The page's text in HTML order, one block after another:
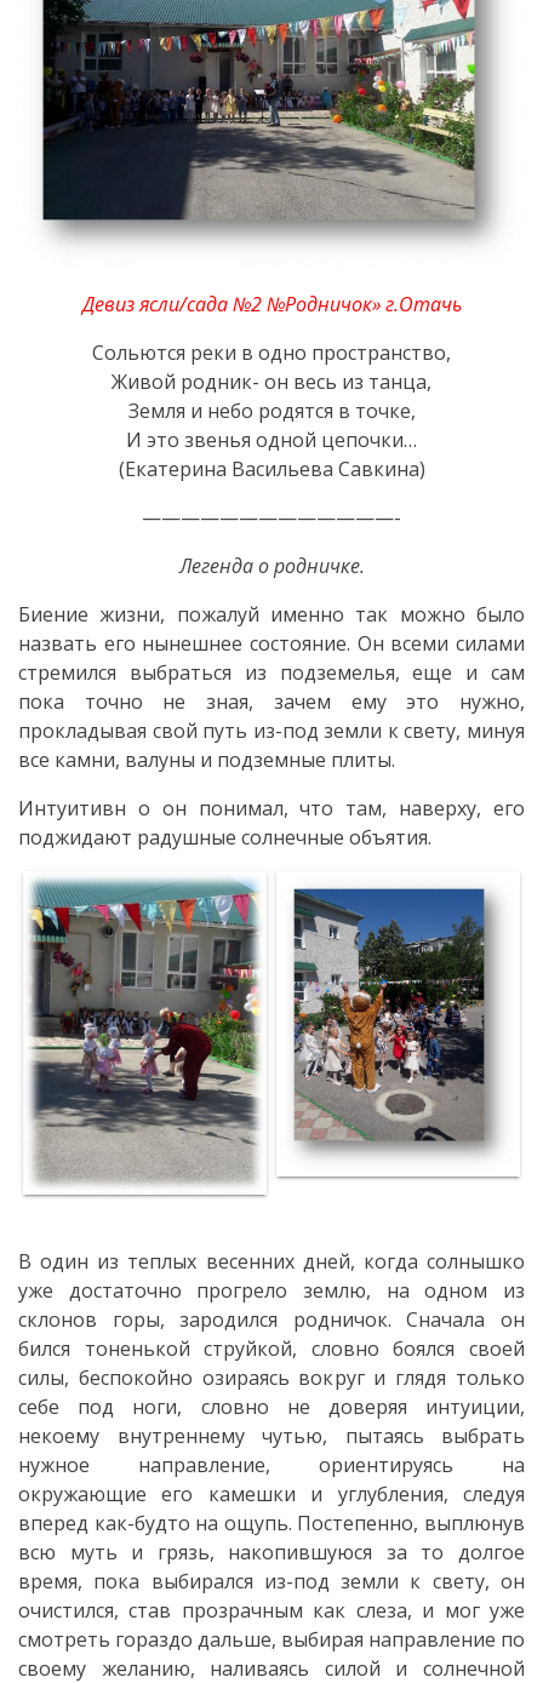
intern
Organigrama
Dispozițiile
primarului
Consiliul
Secretarul
consiliului
Componența
consiliului
Regulamentul
consiliului
Deciziile
consiliului
Procese-
ale
ședințelor
Transparență
Proiecte
de
decizii
Consultări
publice
Servicii
Eliberare
autorizații
Ajutor
material
Informații
Strategia
de
Девиз ясли/сада №2 №Родничок» г.Отачь
Сольются реки в одно пространство,
Живой родник- он весь из танца,
Земля и небо родятся в точке,
И это звенья одной цепочки…
(Екатерина Васильева Савкина)
—————————————-
Легенда о родничке.
Биение жизни, пожалуй именно так можно было
назвать его нынешнее состояние. Он всеми силами
стремился выбраться из подземелья, еще и сам
пока точно не зная, зачем ему это нужно,
прокладывая свой путь из-под земли к свету, минуя
все камни, валуны и подземные плиты.
Интуитивн о он понимал, что там, наверху, его
поджидают радушные солнечные объятия.
В один из теплых весенних дней, когда солнышко
уже достаточно прогрело землю, на одном из
склонов горы, зародился родничок. Сначала он
бился тоненькой струйкой, словно боялся своей
силы, беспокойно озираясь вокруг и глядя только
себе под ноги, словно не доверяя интуиции,
некоему внутреннему чутью, пытаясь выбрать
нужное направление, ориентируясь на
окружающие его камешки и углубления, следуя
вперед как-будто на ощупь. Постепенно, выплюнув
всю муть и грязь, накопившуюся за то долгое
время, пока выбирался из-под земли к свету, он
очистился, став прозрачным как слеза, и мог уже
смотреть гораздо дальше, выбирая направление по
своему желанию, наливаясь силой и солнечной